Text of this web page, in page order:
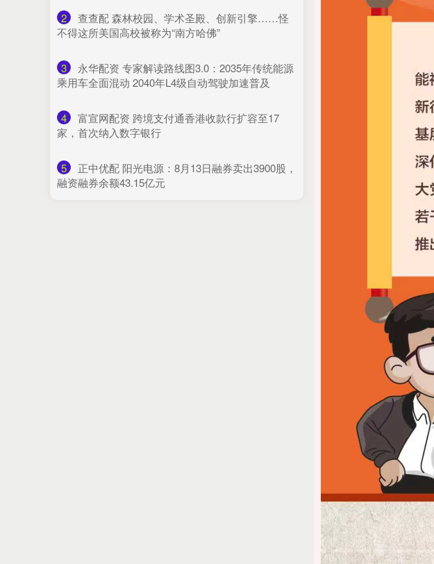
2
​查查配 森林校园、学术圣殿、创新引擎……怪
不得这所美国高校被称为“南方哈佛”
3
​永华配资 ​专家解读路线图3.0：2035年传统能源
乘用车全面混动 2040年L4级自动驾驶加速普及​
4
​富宣网配资 跨境支付通香港收款行扩容至17
家，首次纳入数字银行
5
​正中优配 阳光电源：8月13日融券卖出3900股，
融资融券余额43.15亿元